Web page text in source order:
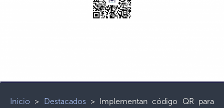
Inicio > Destacados> Implementan código QR para